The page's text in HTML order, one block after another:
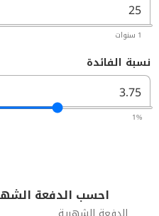
1 سنوات
نسبة الفائدة
1%
احسب الدفعة